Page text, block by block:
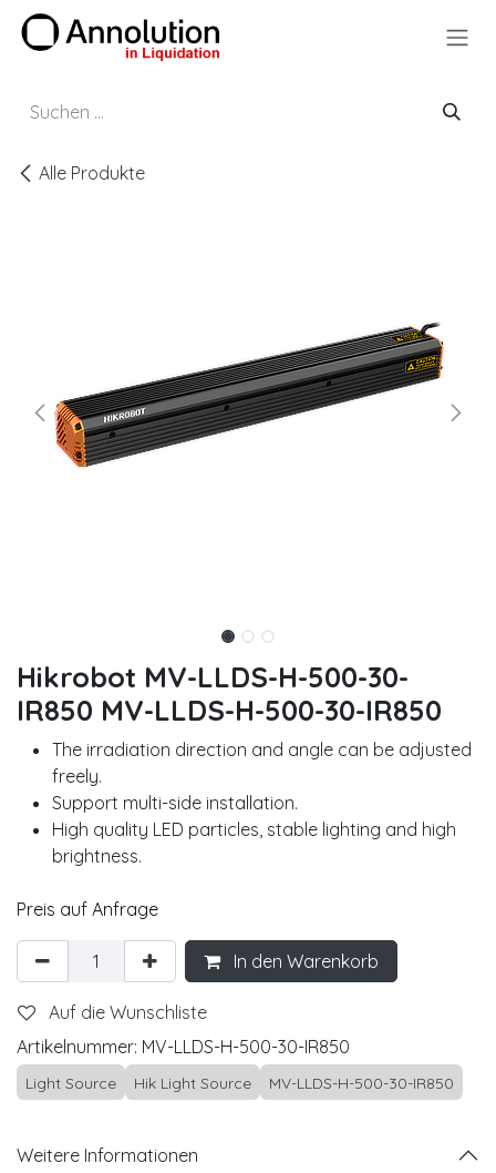
Zum Inhalt springen
Alle Produkte
Hikrobot MV-LLDS-H-500-30-
IR850 MV-LLDS-H-500-30-IR850
The irradiation direction and angle can be adjusted
freely.
Support multi-side installation.
High quality LED particles, stable lighting and high
brightness.
Preis auf Anfrage
In den Warenkorb
Auf die Wunschliste
Artikelnummer: MV-LLDS-H-500-30-IR850
Light Source Hik Light Source MV-LLDS-H-500-30-IR850
Weitere Informationen